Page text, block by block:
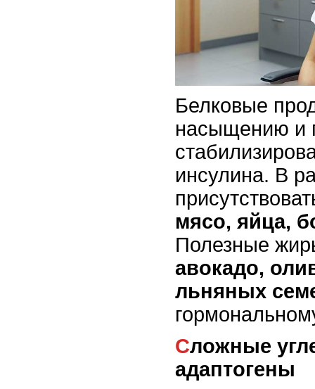
Белковые
насыщению и
инсулина. В
мясо, яйца,
Полезные
авокадо,
льняных
Сложные углеводы и
адаптогены